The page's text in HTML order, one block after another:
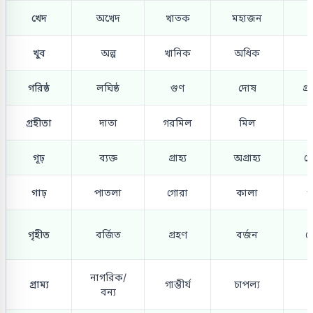
খেদ অখেদ খাতক মহাজন
খুব অল্প খানিক অধিক
গরিষ্ঠ লঘিষ্ঠ গুণ দোষ
গ্রহীতা দাতা গরমিল মিল
গূঢ় ব্যক্ত গ্রাহ্য অগ্রাহ্য
গাঢ় পাতলা গোরা কালা
গৃহীত বর্জিত গ্রহণ বর্জন
গ্রাম্য
নাগরিক/
বন্য
গাম্ভীর্য চাপল্য